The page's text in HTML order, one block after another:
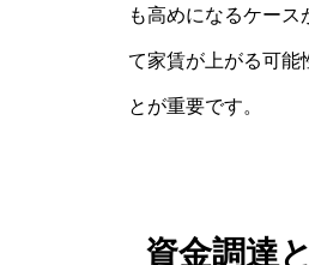
も高めになるケー
て家賃が上がる可能
とが重要です。
資金調達